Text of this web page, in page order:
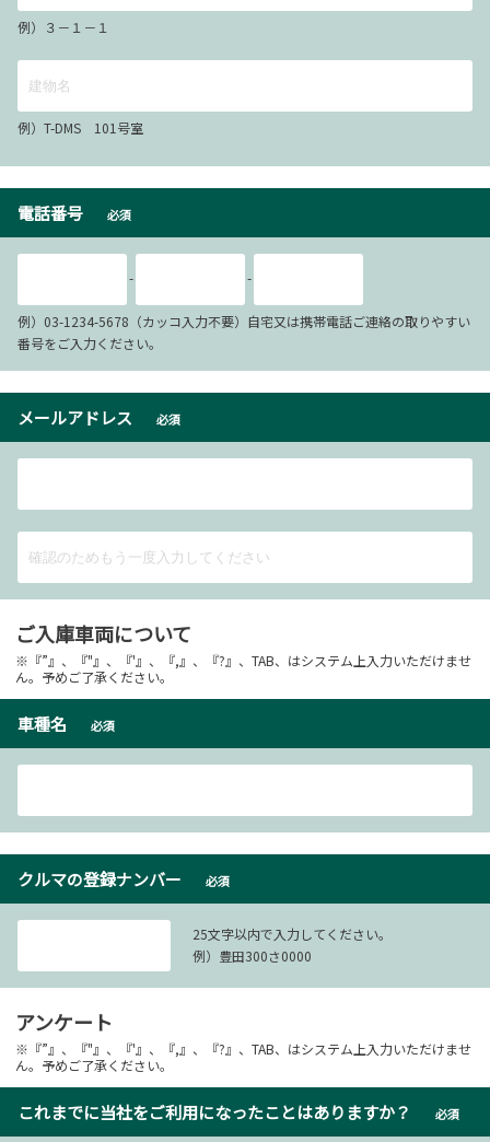
例）３－１－１
例）T-DMS 101号室
電話番号 必須
- -
例）03-1234-5678（カッコ入力不要）自宅又は携帯電話ご連絡の取りやすい
番号をご入力ください。
メールアドレス 必須
ご入庫車両について
※『”』、『"』、『'』、『,』、『?』、TAB、はシステム上入力いただけませ
ん。予めご了承ください。
車種名 必須
クルマの登録ナンバー 必須
25文字以内で入力してください。
例）豊田300さ0000
アンケート
※『”』、『"』、『'』、『,』、『?』、TAB、はシステム上入力いただけませ
ん。予めご了承ください。
これまでに当社をご利用になったことはありますか？ 必須